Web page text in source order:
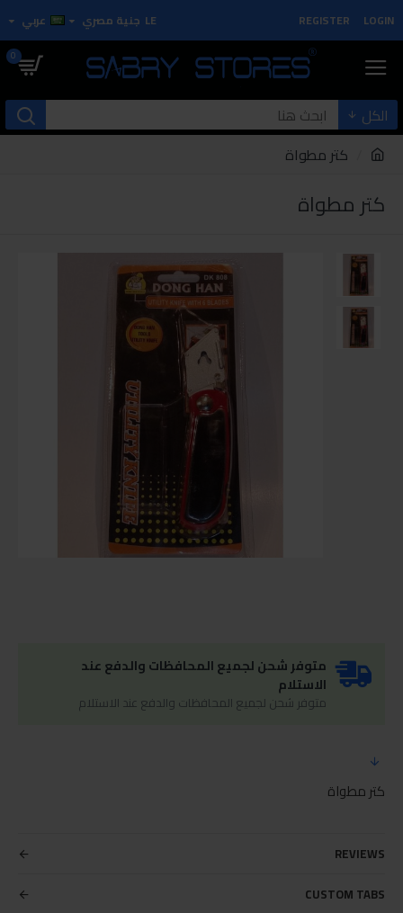
LOGIN
REGISTER
LE جنية مصري عربي
0
الكل
كتر مطواة
كتر مطواة
متوفر شحن لجميع المحافظات والدفع عند
الاستلام
متوفر شحن لجميع المحافظات والدفع عند الاستلام
كتر مطواة
REVIEWS
CUSTOM TABS